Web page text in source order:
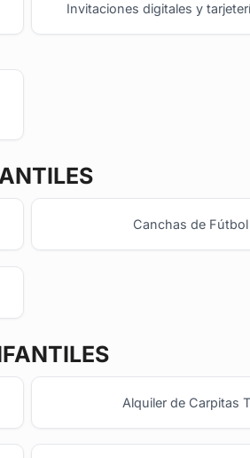
Invitaciones digitales y
Canchas de Fútbol
Alquiler de Carpitas